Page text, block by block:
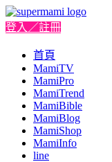
登入／註冊
首頁
MamiTV
MamiPro
MamiTrend
MamiBible
MamiBlog
MamiShop
MamiInfo
line